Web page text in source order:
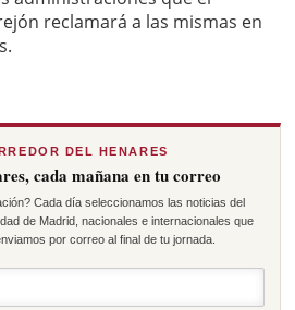
reclamará a las mismas en
DEL HENARES
cada mañana en tu correo
Cada día seleccionamos las noticias del
de Madrid, nacionales e internacionales que
por correo al final de tu jornada.